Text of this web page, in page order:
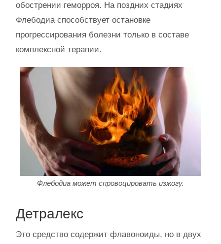
обострении геморроя. На поздних стадиях
Флебодиа способствует остановке
прогрессирования болезни только в составе
комплексной терапии.
Флебодиа может спровоцировать изжогу.
Детралекс
Это средство содержит флавоноиды, но в двух